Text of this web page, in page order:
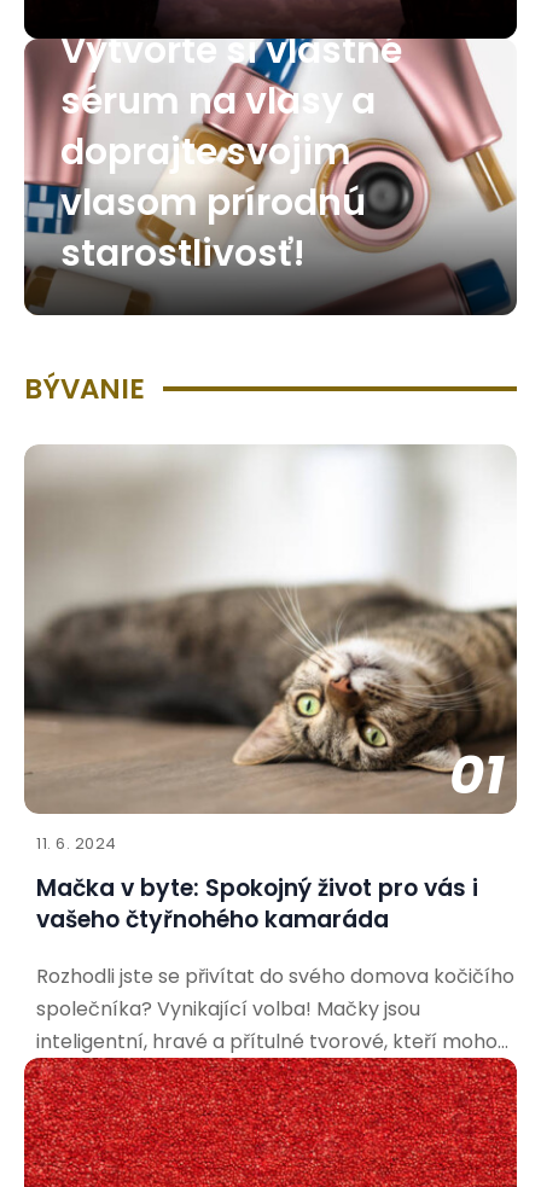
Vytvorte si vlastné
sérum na vlasy a
doprajte svojim
vlasom prírodnú
starostlivosť!
BÝVANIE
01
11. 6. 2024
Mačka v byte: Spokojný život pro vás i
vašeho čtyřnohého kamaráda
Rozhodli jste se přivítat do svého domova kočičího
společníka? Vynikající volba! Mačky jsou
inteligentní, hravé a přítulné tvorové, kteří mohou
přinést do vašeho života spoustu radosti. Aby bylo
soužití co nejpříjemnější pro vás i vašeho nového
spolubydlícího, je důležité připravit se a vytvořit
mu vhodné